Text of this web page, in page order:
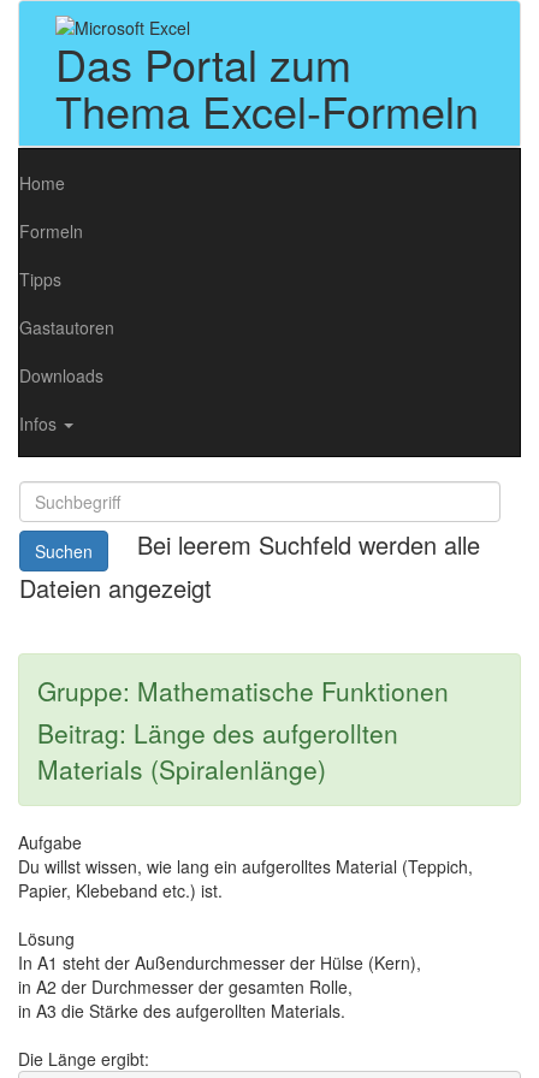
Das Portal zum
Thema Excel-Formeln
Home
Formeln
Tipps
Gastautoren
Downloads
Infos
Suchen
Bei leerem Suchfeld werden alle
Dateien angezeigt
Gruppe: Mathematische Funktionen
Beitrag: Länge des aufgerollten
Materials (Spiralenlänge)
Aufgabe
Du willst wissen, wie lang ein aufgerolltes Material (Teppich,
Papier, Klebeband etc.) ist.
Lösung
In A1 steht der Außendurchmesser der Hülse (Kern),
in A2 der Durchmesser der gesamten Rolle,
in A3 die Stärke des aufgerollten Materials.
Die Länge ergibt: